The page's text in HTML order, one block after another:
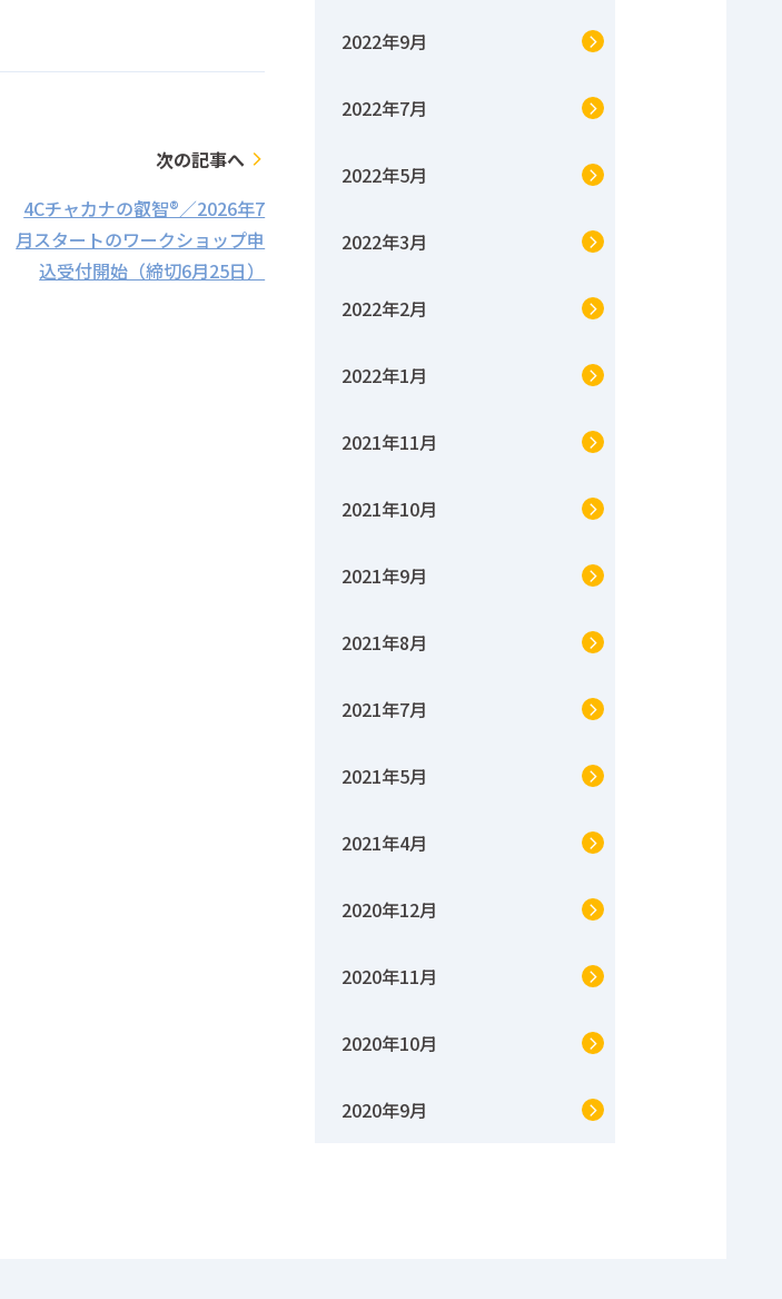
次の記事へ arrow_forward_ios
4Cチャカナの叡智®／2026年7
月スタートのワークショップ申
込受付開始（締切6月25日）
2022年9月
2022年7月
2022年5月
2022年3月
2022年2月
2022年1月
2021年11月
2021年10月
2021年9月
2021年8月
2021年7月
2021年5月
2021年4月
2020年12月
2020年11月
2020年10月
2020年9月